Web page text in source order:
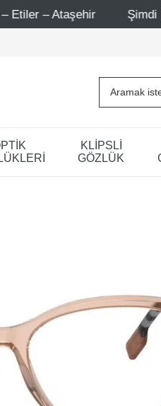
Şimdi Üye ol ! 5000 TL
KLİPSLİ
GÖZLÜK